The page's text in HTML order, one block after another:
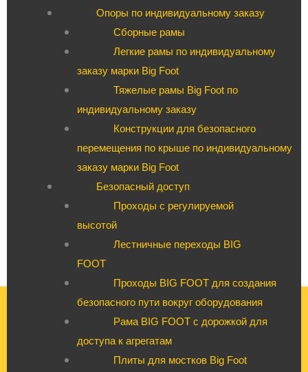
Опоры по индивидуальному заказу
Сборные рамы
Легкие рамы по индивидуальному
заказу марки Big Foot
Тяжелые рамы Big Foot по
индивидуальному заказу
Конструкции для безопасного
перемещения по крыше по индивидуальному
заказу марки Big Foot
Безопасный доступ
Проходы с регулируемой
высотой
Лестничные переходы BIG
FOOT
Проходы BIG FOOT для создания
безопасного пути вокруг оборудования
Рама BIG FOOT с дорожкой для
доступа к агрегатам
Плиты для мостков Big Foot